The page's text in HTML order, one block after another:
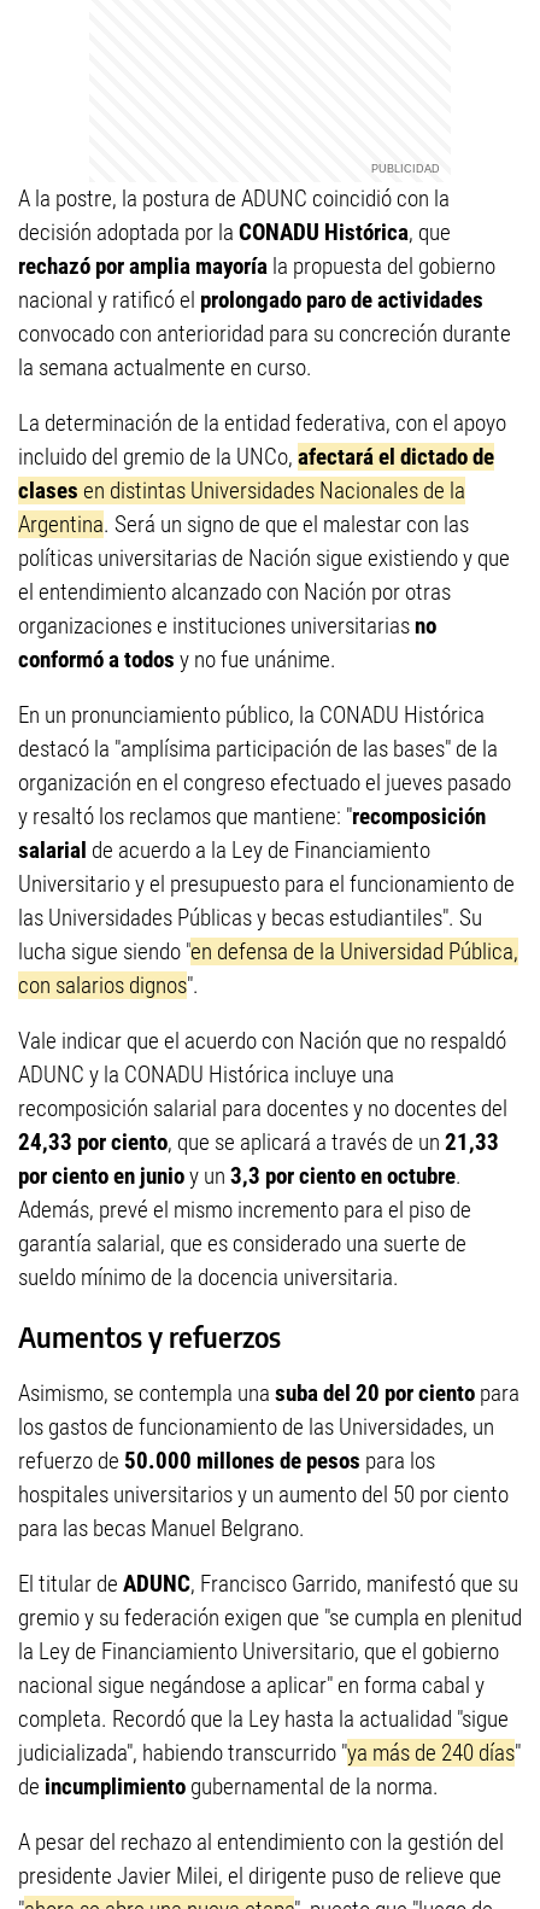
A la postre, la postura de ADUNC coincidió con la
decisión adoptada por la CONADU Histórica, que
rechazó por amplia mayoría la propuesta del gobierno
nacional y ratificó el prolongado paro de actividades
convocado con anterioridad para su concreción durante
la semana actualmente en curso.
La determinación de la entidad federativa, con el apoyo
incluido del gremio de la UNCo, afectará el dictado de
clases en distintas Universidades Nacionales de la
Argentina. Será un signo de que el malestar con las
políticas universitarias de Nación sigue existiendo y que
el entendimiento alcanzado con Nación por otras
organizaciones e instituciones universitariasno
conformó a todos y no fue unánime.
En un pronunciamiento público, la CONADU Histórica
destacó la "amplísima participación de las bases" de la
organización en el congreso efectuado el jueves pasado
y resaltó los reclamos que mantiene: "recomposición
salarial de acuerdo a la Ley de Financiamiento
Universitario y el presupuesto para el funcionamiento de
las Universidades Públicas y becas estudiantiles". Su
lucha sigue siendo "en defensa de la Universidad Pública,
con salarios dignos".
Vale indicar que el acuerdo con Nación que no respaldó
ADUNC y la CONADU Histórica incluye una
recomposición salarial para docentes y no docentes del
24,33 por ciento, que se aplicará a través de un 21,33
por ciento en junioy un 3,3 por ciento en octubre.
Además, prevé el mismo incremento para el piso de
garantía salarial, que es considerado una suerte de
sueldo mínimo de la docencia universitaria.
Aumentos y refuerzos
Asimismo, se contempla una suba del 20 por ciento para
los gastos de funcionamiento de las Universidades, un
refuerzo de 50.000 millones de pesos para los
hospitales universitarios y un aumento del 50 por ciento
para las becas Manuel Belgrano.
El titular de ADUNC, Francisco Garrido, manifestó que su
gremio y su federación exigen que "se cumpla en plenitud
la Ley de Financiamiento Universitario, que el gobierno
nacional sigue negándose a aplicar" en forma cabal y
completa. Recordó que la Ley hasta la actualidad "sigue
judicializada", habiendo transcurrido "ya más de 240 días"
de incumplimiento gubernamental de la norma.
A pesar del rechazo al entendimiento con la gestión del
presidente Javier Milei, el dirigente puso de relieve que